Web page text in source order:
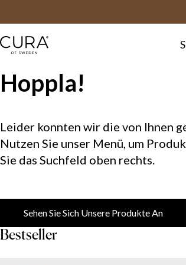
Hoppla!
Leider konnten wir die von Ihnen
Nutzen Sie unser Menü, um
Sie das Suchfeld oben rechts.
Sehen Sie Sich Unsere Produkte An
Bestseller